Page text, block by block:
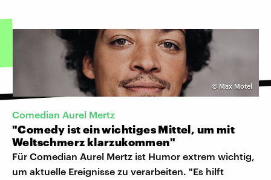
© Max Motel
Comedian Aurel Mertz
"Comedy ist ein wichtiges Mittel, um mit
Weltschmerz klarzukommen"
Für Comedian Aurel Mertz ist Humor extrem wichtig,
um aktuelle Ereignisse zu verarbeiten. "Es hilft